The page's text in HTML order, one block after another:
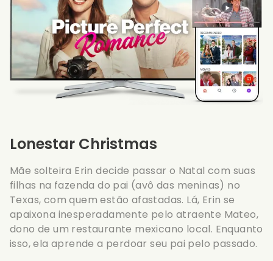
Lonestar Christmas
Mãe solteira Erin decide passar o Natal com suas
filhas na fazenda do pai (avô das meninas) no
Texas, com quem estão afastadas. Lá, Erin se
apaixona inesperadamente pelo atraente Mateo,
dono de um restaurante mexicano local. Enquanto
isso, ela aprende a perdoar seu pai pelo passado.